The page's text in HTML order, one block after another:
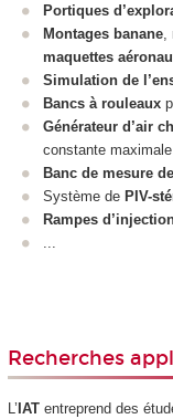
Portiques
Montages banane
maquettes
Simulation de
Bancs à rouleaux
Générateur d’air
constante maximale
Banc de mesure
Système de PIV-
Rampes
Recherches
L’ IATentreprend des